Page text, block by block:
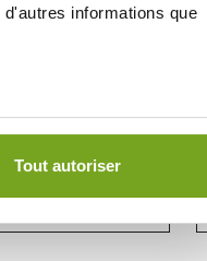
informations que
Tout autoriser
DRAINAGE DETOX
8,60 €